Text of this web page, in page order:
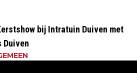
bij Intratuin Duiven met
Duiven